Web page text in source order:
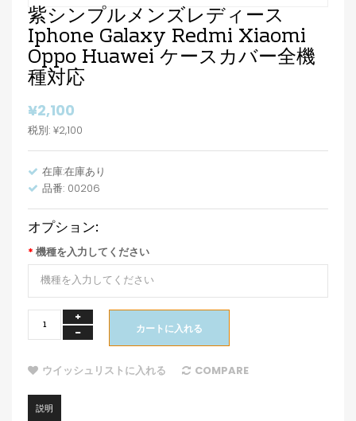
紫シンプルメンズレディース
Iphone Galaxy Redmi Xiaomi
Oppo Huawei ケースカバー全機
種対応
¥2,100
税別: ¥2,100
在庫:在庫あり
品番: 00206
オプション:
機種を入力してください
カートに入れる
ウイッシュリストに入れる COMPARE
説明